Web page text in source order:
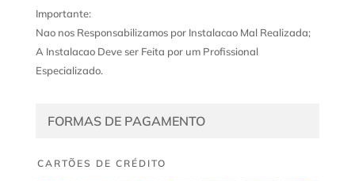
Importante:
Nao nos Responsabilizamos por Instalacao Mal Realizada;
A Instalacao Deve ser Feita por um Profissional
Especializado.
FORMAS DE PAGAMENTO
CARTÕES DE CRÉDITO